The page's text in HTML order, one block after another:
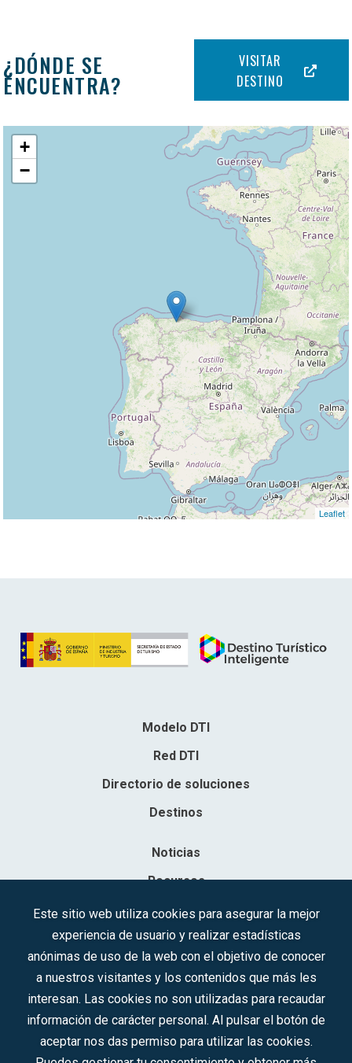
¿DÓNDE SE
ENCUENTRA?
VISITAR
DESTINO
+
−
Leaflet
Modelo DTI
Red DTI
Directorio de soluciones
Destinos
Noticias
Recursos
Contacto
Sociedad Mercantil Estatal para la Gestión de la Innovación y las
Inscrita en el R.M. de Madrid, T, 12593, Se. 8, F. 129, H. 201.307.
C.I.F.: A-81/874.984
Síguenos en redes sociales:
Este sitio web utiliza cookies para asegurar la mejor
experiencia de usuario y realizar estadísticas
anónimas de uso de la web con el objetivo de conocer
a nuestros visitantes y los contenidos que más les
interesan. Las cookies no son utilizadas para recaudar
información de carácter personal. Al pulsar el botón de
aceptar nos das permiso para utilizar las cookies.